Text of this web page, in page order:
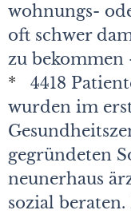
wohnungs-
oft schwer
zu bekommen
*
4418
wurden im
gegründeten
neunerhaus
sozial